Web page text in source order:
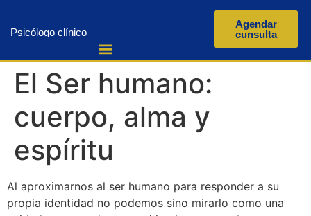
Psicólogo clínico
Agendar
cunsulta
El Ser humano:
cuerpo, alma y
espíritu
Al aproximarnos al ser humano para responder a su
propia identidad no podemos sino mirarlo como una